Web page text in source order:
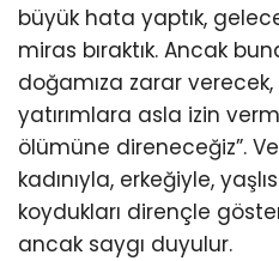
büyük hata yaptık,
miras bıraktık. Ancak
doğamıza zarar
yatırımlara asla izin
ölümüne direneceğiz”.
kadınıyla, erkeğiyle,
koydukları dirençle
ancak saygı duyulur.